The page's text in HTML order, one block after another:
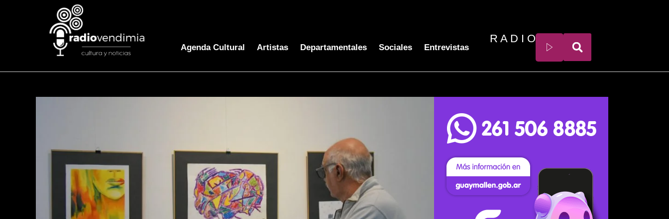
Agenda Cultural Artistas Departamentales Sociales Entrevistas
R A D I O